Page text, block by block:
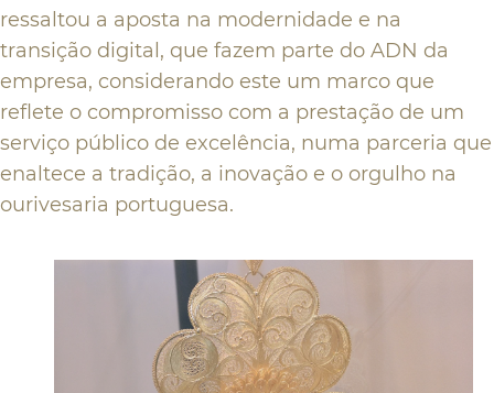
ressaltou a aposta na modernidade e na
transição digital, que fazem parte do ADN da
empresa, considerando este um marco que
reflete o compromisso com a prestação de um
serviço público de excelência, numa parceria que
enaltece a tradição, a inovação e o orgulho na
ourivesaria portuguesa.